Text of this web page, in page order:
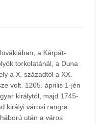
a Kárpát-
torkolatánál, a Duna
a X. századtól a XX.
volt. 1265. április 1-jén
királytól, majd 1745-
királyi városi rangra
után a város